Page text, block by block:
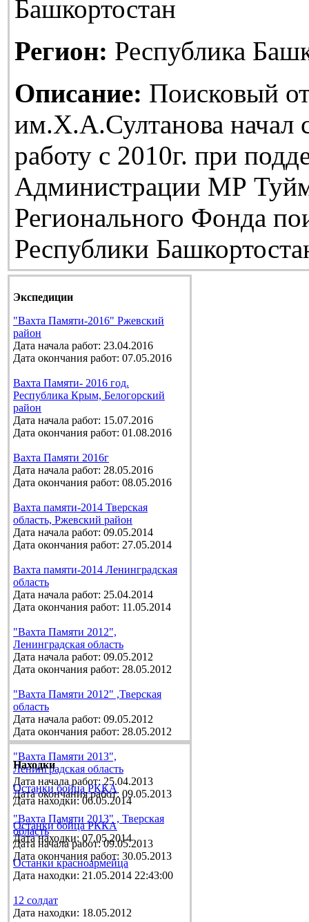
Башкортостан
Регион: Республика
Описание: Поисковый
им.Х.А.Султанова начал
работу с 2010г. при
Администрации МР
Регионального Фонда
Республики
Экспедиции
"Вахта Памяти-2016" Ржевский
район
Дата начала работ: 23.04.2016
Дата окончания работ: 07.05.2016
Вахта Памяти- 2016 год.
Республика Крым, Белогорский
район
Дата начала работ: 15.07.2016
Дата окончания работ: 01.08.2016
Вахта Памяти 2016г
Дата начала работ: 28.05.2016
Дата окончания работ: 08.05.2016
Вахта памяти-2014 Тверская
область, Ржевский район
Дата начала работ: 09.05.2014
Дата окончания работ: 27.05.2014
Вахта памяти-2014 Ленинградская
область
Дата начала работ: 25.04.2014
Дата окончания работ: 11.05.2014
"Вахта Памяти 2012",
Ленинградская область
Дата начала работ: 09.05.2012
Дата окончания работ: 28.05.2012
"Вахта Памяти 2012" ,Тверская
область
Дата начала работ: 09.05.2012
Дата окончания работ: 28.05.2012
"Вахта Памяти 2013",
Ленинградская область
Дата начала работ: 25.04.2013
Дата окончания работ: 09.05.2013
"Вахта Памяти 2013" , Тверская
область
Дата начала работ: 09.05.2013
Дата окончания работ: 30.05.2013
Находки
Останки бойца РККА
Дата находки: 06.05.2014
Останки бойца РККА
Дата находки: 07.05.2014
Останки красноармейца
Дата находки: 21.05.2014 22:43:00
12 солдат
Дата находки: 18.05.2012